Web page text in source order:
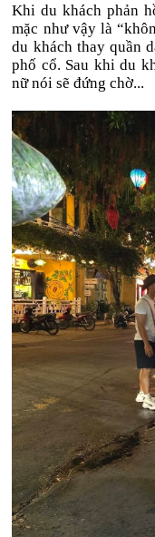
Khi du khách phản
mặc như vậy là
du khách thay quần
phố cổ. Sau khi du
nữ nói sẽ đứng chờ...